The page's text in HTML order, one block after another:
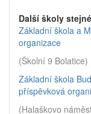
Další školy
Základní škola a
organizace
(Školní 9 Bolatice)
Základní škola
příspěvková
(Halaškovo